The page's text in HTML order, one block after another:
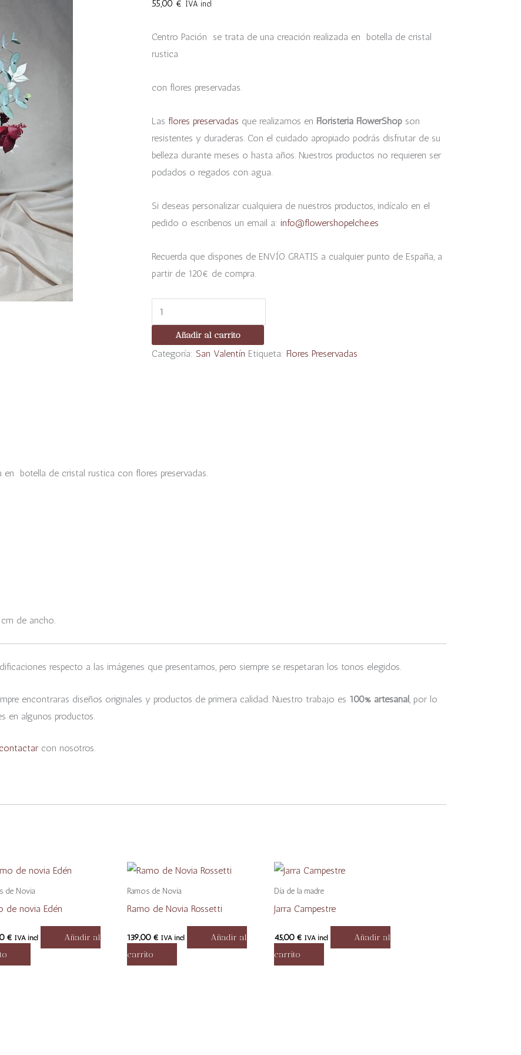
55,00 € IVA incl
Centro Pación se trata de una creación realizada en botella de cristal
rustica
con flores preservadas.
Las flores preservadas que realizamos en Floristeria FlowerShopson
resistentes y duraderas. Con el cuidado apropiado podrás disfrutar de su
belleza durante meses o hasta años. Nuestros productos no requieren ser
podados o regados con agua.
Si deseas personalizar cualquiera de nuestros productos, indícalo en el
pedido o escríbenos un email a: info@flowershopelche.es
Recuerda que dispones de ENVÍO GRATIS a cualquier punto de España, a
partir de 120€ de compra.
Añadir al carrito
Categoría: San Valentín Etiqueta: Flores Preservadas
en botella de cristal rustica con flores preservadas.
de ancho.
respecto a las imágenes que presentamos, pero siempre se respetaran los tonos elegidos.
encontraras diseños originales y productos de primera calidad. Nuestro trabajo es 100% artesanal, por lo
en algunos productos.
contactarcon nosotros.
de Novia
de novia Edén
€ IVA incl
Añadir al
Ramos de Novia
Ramo de Novia Rossetti
139,00€ IVA incl
Añadir al
carrito
Día de la madre
Jarra Campestre
45,00€ IVA incl
Añadir al
carrito